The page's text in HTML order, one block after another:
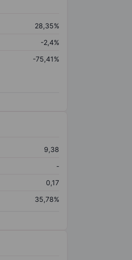
28,35%
-2,4%
-75,41%
9,38
-
0,17
35,78%